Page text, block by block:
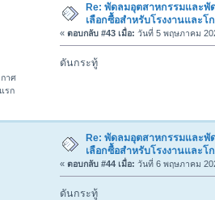
าศ
รก
Re: พัดลมอุตสาหกรรมและ
เลือกซื้อสำหรับโรงงานและโ
« ตอบกลับ #43 เมื่อ: วันที่ 5 พฤษภาคม
ดันกระทู้
Re: พัดลมอุตสาหกรรมและพั
เลือกซื้อสำหรับโรงงานและโ
« ตอบกลับ #44 เมื่อ: วันที่ 6 พฤษภาคม
ดันกระทู้